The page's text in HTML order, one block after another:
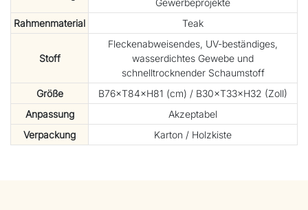
Gewerbeprojekte
Rahmenmaterial
Teak
Stoff
Fleckenabweisendes, UV-beständiges,
wasserdichtes Gewebe und
schnelltrocknender Schaumstoff
Größe
B76×T84×H81 (cm) / B30×T33×H32 (Zoll)
Anpassung
Akzeptabel
Verpackung
Karton / Holzkiste